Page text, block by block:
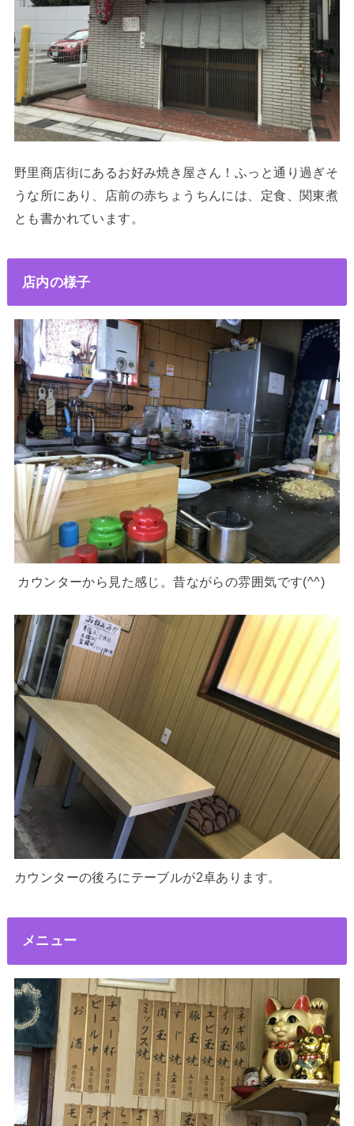
野里商店街にあるお好み焼き屋さん！ふっと通り過ぎそ
うな所にあり、店前の赤ちょうちんには、定食、関東煮
とも書かれています。
店内の様子
カウンターから見た感じ。昔ながらの雰囲気です(^^)
カウンターの後ろにテーブルが2卓あります。
メニュー